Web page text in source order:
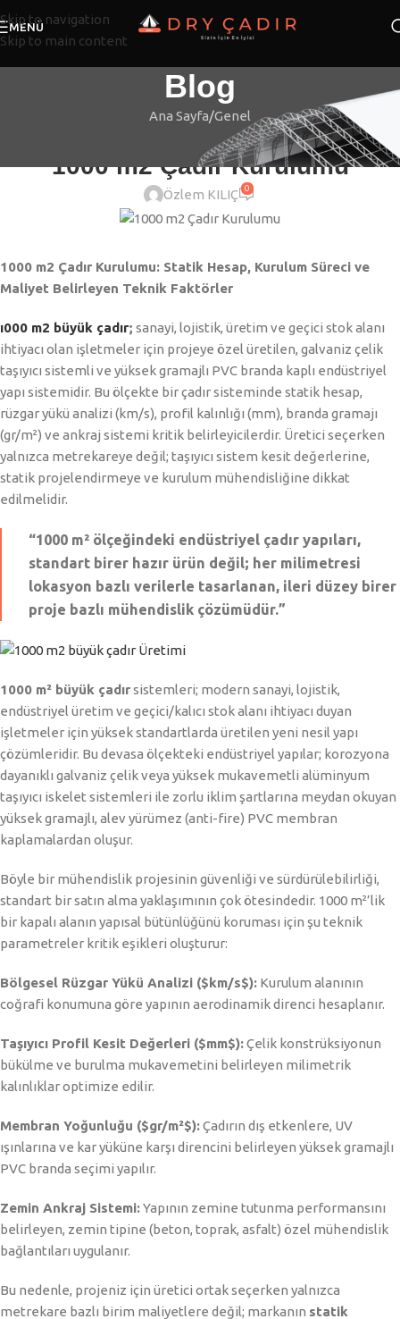
Skip to navigation
Skip to main content
MENÜ
Blog
Ana Sayfa Genel
1000 m2 Çadır Kurulumu
Özlem KILIÇ 0
1000 m2 Çadır Kurulumu: Statik Hesap, Kurulum Süreci ve
Maliyet Belirleyen Teknik Faktörler
ı000 m2 büyük çadır; sanayi, lojistik, üretim ve geçici stok alanı
ihtiyacı olan işletmeler için projeye özel üretilen, galvaniz çelik
taşıyıcı sistemli ve yüksek gramajlı PVC branda kaplı endüstriyel
yapı sistemidir. Bu ölçekte bir çadır sisteminde statik hesap,
rüzgar yükü analizi (km/s), profil kalınlığı (mm), branda gramajı
(gr/m²) ve ankraj sistemi kritik belirleyicilerdir. Üretici seçerken
yalnızca metrekareye değil; taşıyıcı sistem kesit değerlerine,
statik projelendirmeye ve kurulum mühendisliğine dikkat
edilmelidir.
“1000 m² ölçeğindeki endüstriyel çadır yapıları,
standart birer hazır ürün değil; her milimetresi
lokasyon bazlı verilerle tasarlanan, ileri düzey birer
proje bazlı mühendislik çözümüdür.”
1000 m² büyük çadırsistemleri; modern sanayi, lojistik,
endüstriyel üretim ve geçici/kalıcı stok alanı ihtiyacı duyan
işletmeler için yüksek standartlarda üretilen yeni nesil yapı
çözümleridir. Bu devasa ölçekteki endüstriyel yapılar; korozyona
dayanıklı galvaniz çelik veya yüksek mukavemetli alüminyum
taşıyıcı iskelet sistemleri ile zorlu iklim şartlarına meydan okuyan
yüksek gramajlı, alev yürümez (anti-fire) PVC membran
kaplamalardan oluşur.
Böyle bir mühendislik projesinin güvenliği ve sürdürülebilirliği,
standart bir satın alma yaklaşımının çok ötesindedir. 1000 m²’lik
bir kapalı alanın yapısal bütünlüğünü koruması için şu teknik
parametreler kritik eşikleri oluşturur:
Bölgesel Rüzgar Yükü Analizi ($km/s$): Kurulum alanının
coğrafi konumuna göre yapının aerodinamik direnci hesaplanır.
Taşıyıcı Profil Kesit Değerleri ($mm$):Çelik konstrüksiyonun
bükülme ve burulma mukavemetini belirleyen milimetrik
kalınlıklar optimize edilir.
Membran Yoğunluğu ($gr/m²$):Çadırın dış etkenlere, UV
ışınlarına ve kar yüküne karşı direncini belirleyen yüksek gramajlı
PVC branda seçimi yapılır.
Zemin Ankraj Sistemi:Yapının zemine tutunma performansını
belirleyen, zemin tipine (beton, toprak, asfalt) özel mühendislik
bağlantıları uygulanır.
Bu nedenle, projeniz için üretici ortak seçerken yalnızca
metrekare bazlı birim maliyetlere değil; markanın statik